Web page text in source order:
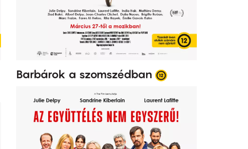
Barbárok a szomszédban